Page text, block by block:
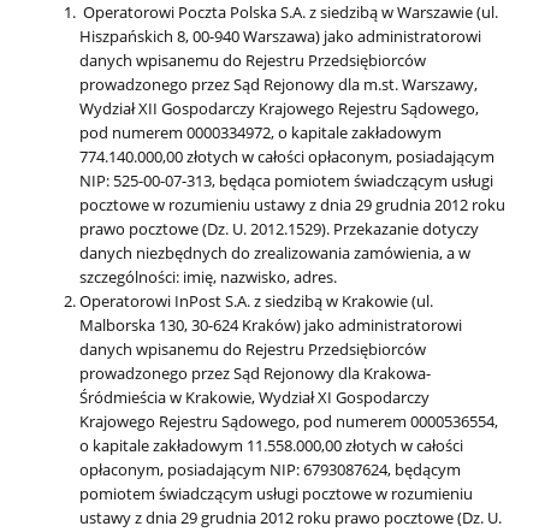
Operatorowi Poczta Polska S.A. z siedzibą w Warszawie (ul.
Hiszpańskich 8, 00-940 Warszawa) jako administratorowi
danych wpisanemu do Rejestru Przedsiębiorców
prowadzonego przez Sąd Rejonowy dla m.st. Warszawy,
Wydział XII Gospodarczy Krajowego Rejestru Sądowego,
pod numerem 0000334972, o kapitale zakładowym
774.140.000,00 złotych w całości opłaconym, posiadającym
NIP: 525-00-07-313, będąca pomiotem świadczącym usługi
pocztowe w rozumieniu ustawy z dnia 29 grudnia 2012 roku
prawo pocztowe (Dz. U. 2012.1529). Przekazanie dotyczy
danych niezbędnych do zrealizowania zamówienia, a w
szczególności: imię, nazwisko, adres.
Operatorowi InPost S.A. z siedzibą w Krakowie (ul.
Malborska 130, 30-624 Kraków) jako administratorowi
danych wpisanemu do Rejestru Przedsiębiorców
prowadzonego przez Sąd Rejonowy dla Krakowa-
Śródmieścia w Krakowie, Wydział XI Gospodarczy
Krajowego Rejestru Sądowego, pod numerem 0000536554,
o kapitale zakładowym 11.558.000,00 złotych w całości
opłaconym, posiadającym NIP: 6793087624, będącym
pomiotem świadczącym usługi pocztowe w rozumieniu
ustawy z dnia 29 grudnia 2012 roku prawo pocztowe (Dz. U.